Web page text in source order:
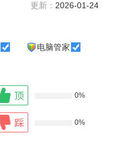
更新： 2026-01-24
电脑管家
0%
0%